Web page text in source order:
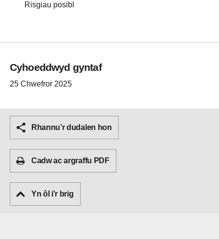
Risgiau posibl
Cyhoeddwyd gyntaf
25 Chwefror 2025
Rhannu’r dudalen hon
Cadw ac argraffu PDF
Yn ôl i'r brig